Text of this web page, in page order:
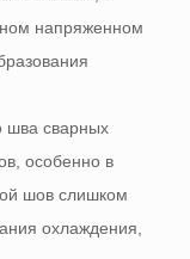
напряженном
шва сварных
особенно в
шов слишком
охлаждения,